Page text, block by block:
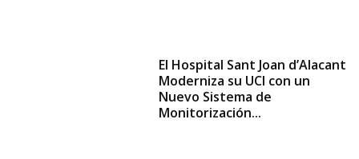
El Hospital Sant Joan d’Alacant
Moderniza su UCI con un
Nuevo Sistema de
Monitorización...